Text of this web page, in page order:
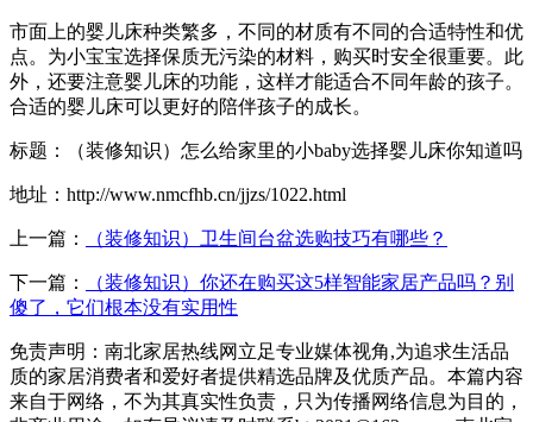
市面上的婴儿床种类繁多，不同的材质有不同的合适特性和优
点。为小宝宝选择保质无污染的材料，购买时安全很重要。此
外，还要注意婴儿床的功能，这样才能适合不同年龄的孩子。
合适的婴儿床可以更好的陪伴孩子的成长。
标题：（装修知识）怎么给家里的小baby选择婴儿床你知道吗
地址：http://www.nmcfhb.cn/jjzs/1022.html
上一篇： （装修知识）卫生间台盆选购技巧有哪些？
下一篇：
（装修知识）你还在购买这5样智能家居产品吗？别
傻了，它们根本没有实用性
免责声明：南北家居热线网立足专业媒体视角,为追求生活品
质的家居消费者和爱好者提供精选品牌及优质产品。本篇内容
来自于网络，不为其真实性负责，只为传播网络信息为目的，